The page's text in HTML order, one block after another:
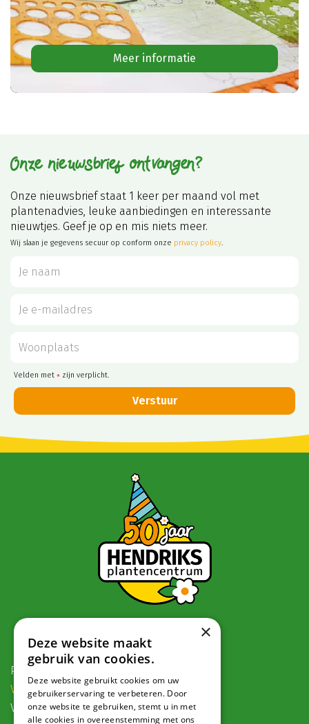
Meer informatie
Onze nieuwsbrief ontvangen?
Onze nieuwsbrief staat 1 keer per maand vol met
plantenadvies, leuke aanbiedingen en interessante
nieuwtjes. Geef je op en mis niets meer.
Wij slaan je gegevens secuur op conform onze privacy policy.
Velden met * zijn verplicht.
Postadres:
Veldweg 1, 5995 PG Kessel
Voor navigatie:
×
Deze website maakt
gebruik van cookies.
Deze website gebruikt cookies om uw
gebruikerservaring te verbeteren. Door
onze website te gebruiken, stemt u in met
alle cookies in overeenstemming met ons